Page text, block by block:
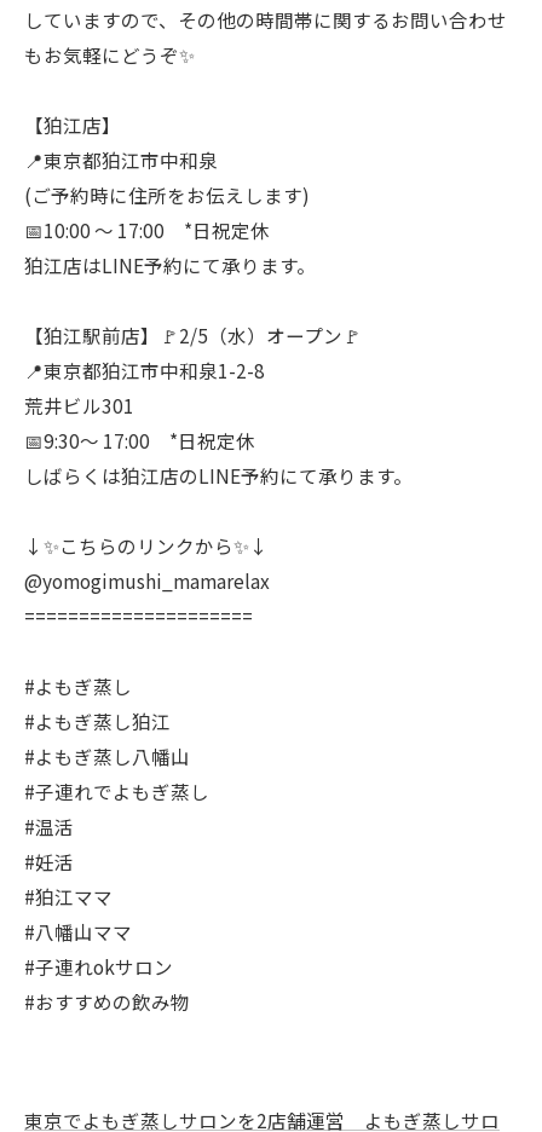
していますので、その他の時間帯に関するお問い合わせ
もお気軽にどうぞ✨
【狛江店】
📍東京都狛江市中和泉
(ご予約時に住所をお伝えします)
📅10:00 〜 17:00 *日祝定休
狛江店はLINE予約にて承ります。
【狛江駅前店】🚩2/5（水）オープン🚩
📍東京都狛江市中和泉1-2-8
荒井ビル301
📅9:30〜 17:00 *日祝定休
しばらくは狛江店のLINE予約にて承ります。
↓✨こちらのリンクから✨↓
@yomogimushi_mamarelax
=====================
#よもぎ蒸し
#よもぎ蒸し狛江
#よもぎ蒸し八幡山
#子連れでよもぎ蒸し
#温活
#妊活
#狛江ママ
#八幡山ママ
#子連れokサロン
#おすすめの飲み物
東京でよもぎ蒸しサロンを2店舗運営 よもぎ蒸しサロ